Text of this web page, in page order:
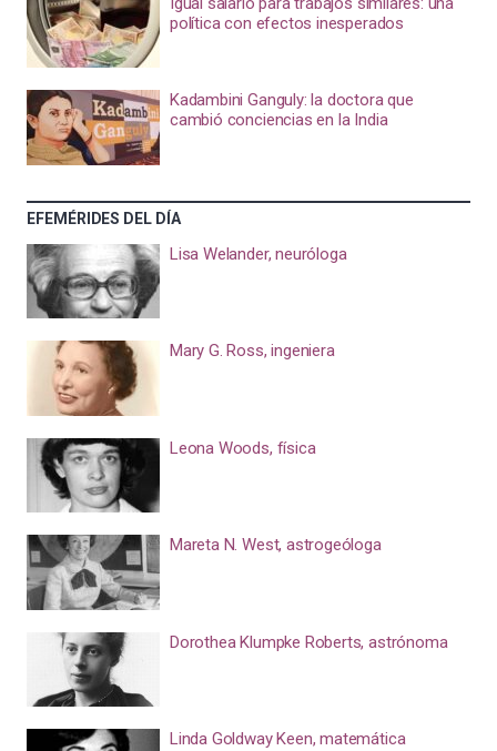
política con efectos inesperados
Kadambini Ganguly: la doctora que
cambió conciencias en la India
EFEMÉRIDES DEL DÍA
Lisa Welander, neuróloga
Mary G. Ross, ingeniera
Leona Woods, física
Mareta N. West, astrogeóloga
Dorothea Klumpke Roberts, astrónoma
Linda Goldway Keen, matemática